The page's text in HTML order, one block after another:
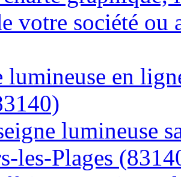
votre société ou
lumineuse en
lumineuse
les-Plages